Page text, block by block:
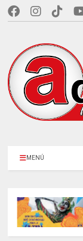
MENÚ